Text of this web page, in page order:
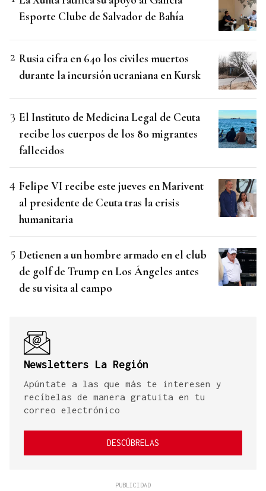
Esporte Clube de Salvador de Bahía
Rusia cifra en 640 los civiles muertos
durante la incursión ucraniana en Kursk
El Instituto de Medicina Legal de Ceuta
recibe los cuerpos de los 80 migrantes
fallecidos
Felipe VI recibe este jueves en Marivent
al presidente de Ceuta tras la crisis
humanitaria
Detienen a un hombre armado en el club
de golf de Trump en Los Ángeles antes
de su visita al campo
Newsletters La Región
Apúntate a las que más te interesen y
recíbelas de manera gratuita en tu
correo electrónico
DESCÚBRELAS